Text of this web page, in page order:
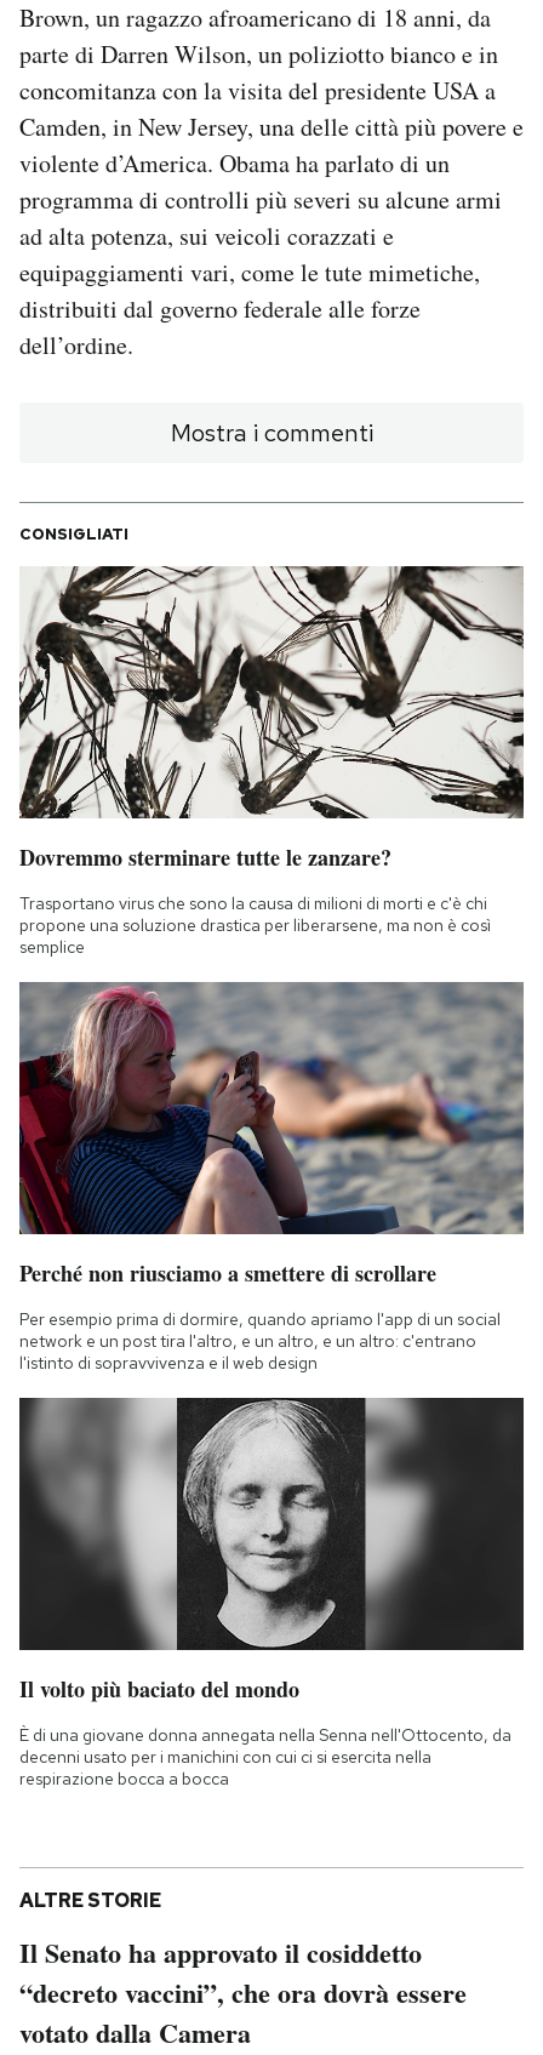
AREA PERSONALE
Newsletter
Notifiche mobile
Regala il Post
Hai bisogno di aiuto?
Esci
Brown, un ragazzo afroamericano di 18 anni, da
parte di Darren Wilson, un poliziotto bianco e in
concomitanza con la visita del presidente USA a
Camden, in New Jersey, una delle città più povere e
violente d’America. Obama ha parlato di un
programma di controlli più severi su alcune armi
ad alta potenza, sui veicoli corazzati e
equipaggiamenti vari, come le tute mimetiche,
distribuiti dal governo federale alle forze
dell’ordine.
Mostra i commenti
CONSIGLIATI
Dovremmo sterminare tutte le zanzare?
Trasportano virus che sono la causa di milioni di morti e c'è chi
propone una soluzione drastica per liberarsene, ma non è così
semplice
Perché non riusciamo a smettere di scrollare
Per esempio prima di dormire, quando apriamo l'app di un social
network e un post tira l'altro, e un altro, e un altro: c'entrano
l'istinto di sopravvivenza e il web design
Il volto più baciato del mondo
È di una giovane donna annegata nella Senna nell'Ottocento, da
decenni usato per i manichini con cui ci si esercita nella
respirazione bocca a bocca
ALTRE STORIE
Il Senato ha approvato il cosiddetto
“decreto vaccini”, che ora dovrà essere
votato dalla Camera